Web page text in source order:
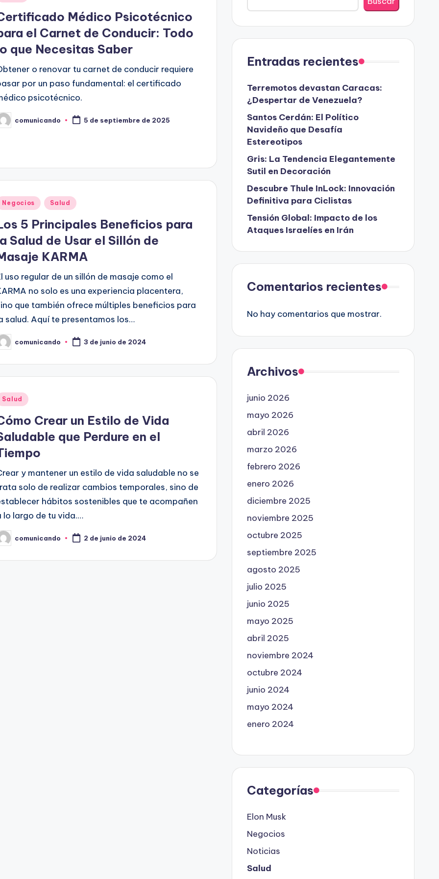
Médico Psicotécnico
el Carnet de Conducir: Todo
que Necesitas Saber
o renovar tu carnet de conducir requiere
por un paso fundamental: el certificado
psicotécnico.
comunicando 5 de septiembre de 2025
Negocios Salud
5 Principales Beneficios para
Salud de Usar el Sillón de
KARMA
uso regular de un sillón de masaje como el
no solo es una experiencia placentera,
que también ofrece múltiples beneficios para
salud. Aquí te presentamos los…
comunicando 3 de junio de 2024
Salud
Crear un Estilo de Vida
que Perdure en el
y mantener un estilo de vida saludable no se
solo de realizar cambios temporales, sino de
hábitos sostenibles que te acompañen
lo largo de tu vida.…
comunicando 2 de junio de 2024
Entradas recientes
Terremotos devastan Caracas:
¿Despertar de Venezuela?
Santos Cerdán: El Político
Navideño que Desafía
Estereotipos
Gris: La Tendencia Elegantemente
Sutil en Decoración
Descubre Thule InLock: Innovación
Definitiva para Ciclistas
Tensión Global: Impacto de los
Ataques Israelíes en Irán
Comentarios recientes
No hay comentarios que mostrar.
Archivos
junio 2026
mayo 2026
abril 2026
marzo 2026
febrero 2026
enero 2026
diciembre 2025
noviembre 2025
octubre 2025
septiembre 2025
agosto 2025
julio 2025
junio 2025
mayo 2025
abril 2025
noviembre 2024
octubre 2024
junio 2024
mayo 2024
enero 2024
Categorías
Elon Musk
Negocios
Noticias
Salud